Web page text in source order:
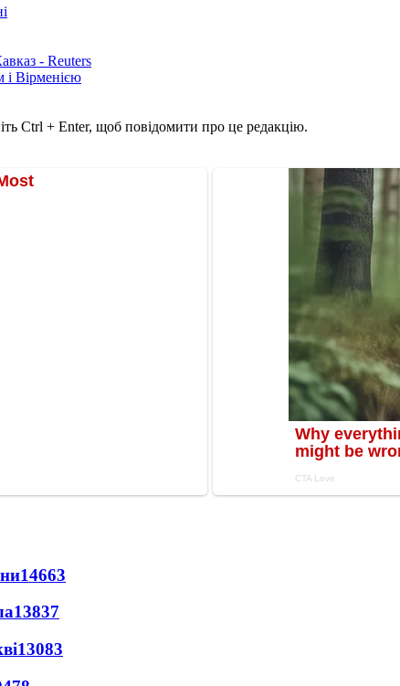
- Reuters
і Вірменією
Ctrl + Enter, щоб повідомити про це редакцію.
14663
13837
13083